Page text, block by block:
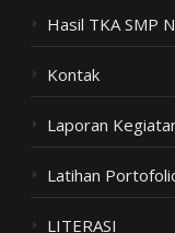
Hasil TKA SMP
Kontak
Laporan
Latihan
LITERASI